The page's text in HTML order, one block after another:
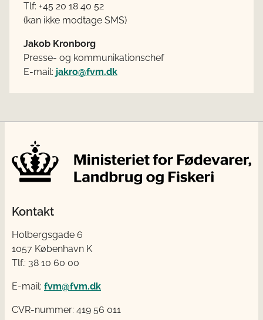
Tlf: +45 20 18 40 52
(kan ikke modtage SMS)
Jakob Kronborg
Presse- og kommunikationschef
E-mail: jakro@fvm.dk
Kontakt
Holbergsgade 6
1057 København K
Tlf.: 38 10 60 00
E-mail: fvm@fvm.dk
CVR-nummer: 419 56 011